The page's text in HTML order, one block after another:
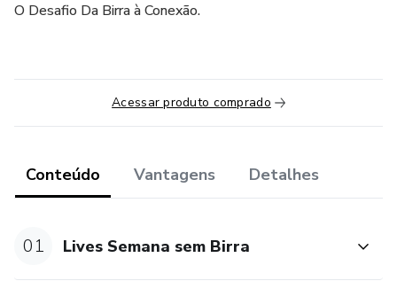
O Desafio Da Birra à Conexão.
Acessar produto comprado
Conteúdo Vantagens Detalhes
01 Lives Semana sem Birra